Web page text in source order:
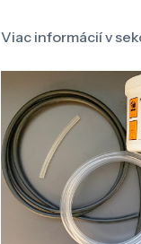
Viac informácií v